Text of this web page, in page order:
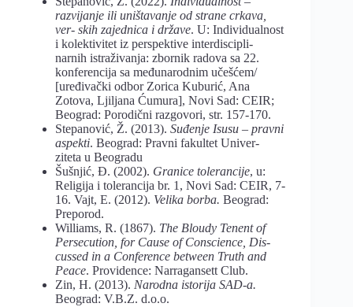
razvijanje ili uništavanje od strane crkava,
ver- skih zajednica i države. U: Individualnost
i kolektivitet iz perspektive interdiscipli-
narnih istraživanja: zbornik radova sa 22.
konferencija sa međunarodnim učešćem/
[uređivački odbor Zorica Kuburić, Ana
Zotova, Ljiljana Ćumura], Novi Sad: CEIR;
Beograd: Porodični razgovori, str. 157-170.
Stepanović, Ž. (2013). Suđenje Isusu – pravni
aspekti. Beograd: Pravni fakultet Univer-
ziteta u Beogradu
Šušnjić, Đ. (2002). Granice tolerancije, u:
Religija i tolerancija br. 1, Novi Sad: CEIR, 7-
16. Vajt, E. (2012). Velika borba. Beograd:
Preporod.
Williams, R. (1867). The Bloudy Tenent of
Persecution, for Cause of Conscience, Dis-
cussed in a Conference between Truth and
Peace. Providence: Narragansett Club.
Zin, H. (2013). Narodna istorija SAD-a.
Beograd: V.B.Z. d.o.o.